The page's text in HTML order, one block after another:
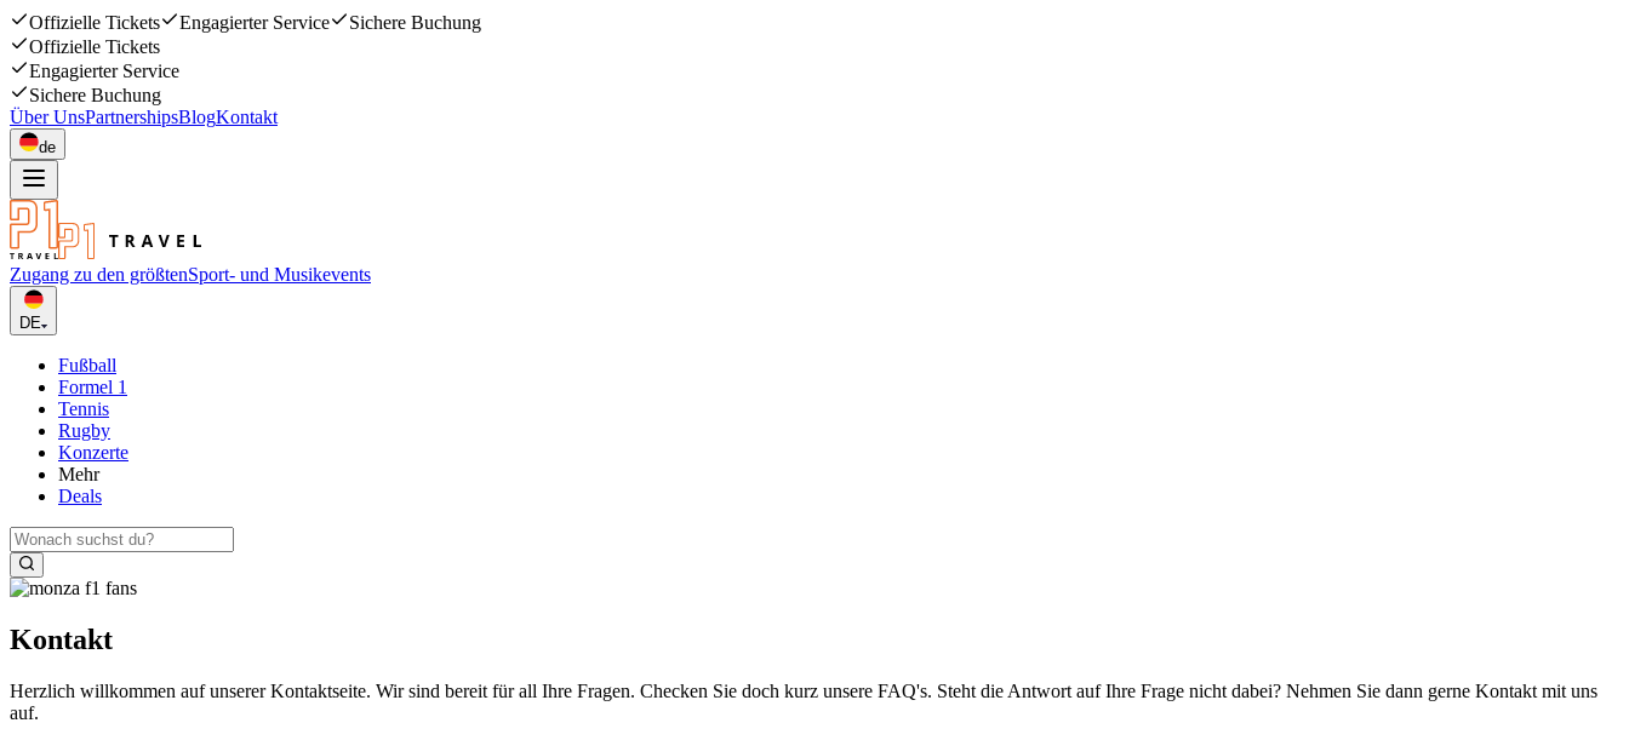
Offizielle Tickets Engagierter Service
Sichere Buchung
Offizielle Tickets
Engagierter Service
Sichere Buchung
Über UnsPartnershipsBlogKontakt
de
Zugang zu den größtenSport- und Musikevents
DE
Fußball
Formel 1
Tennis
Rugby
Konzerte
Mehr
Deals
Kontakt
Herzlich willkommen auf unserer Kontaktseite. Wir sind bereit für all Ihre Fragen. Checken Sie doch kurz unsere FAQ's. Steht die Antwort auf Ihre Frage nicht dabei? Nehmen Sie dann gerne Kontakt mit uns
auf.